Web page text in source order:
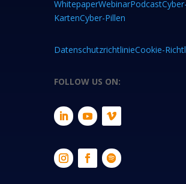
WhitepaperWebinarPodcastCyber-
KartenCyber-Pillen
DatenschutzrichtlinieCookie-
FOLLOW US ON: